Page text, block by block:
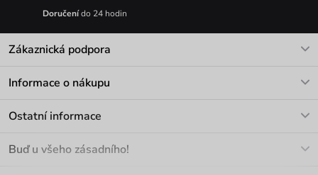
Doručenído 24 hodin
Zákaznická podpora
Informace o nákupu
Materiály a údržba
Ostatní informace
Buď u všeho zásadního!